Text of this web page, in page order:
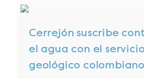
Cerrejón suscribe
el agua con el
geológico colombiano